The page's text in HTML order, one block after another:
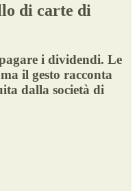
di carte di
i dividendi. Le
il gesto racconta
dalla società di